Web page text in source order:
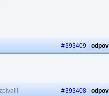
#393409 |
#393408 |